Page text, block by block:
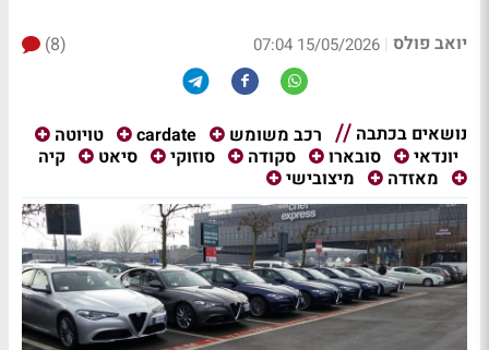
יואב פולס |
15/05/2026 07:04
(8)
נושאים בכתבה רכב משומש cardate
טויוטה
יונדאי
סובארו סקודה סוזוקי סיאט
קיה
מאזדה
מיצובישי